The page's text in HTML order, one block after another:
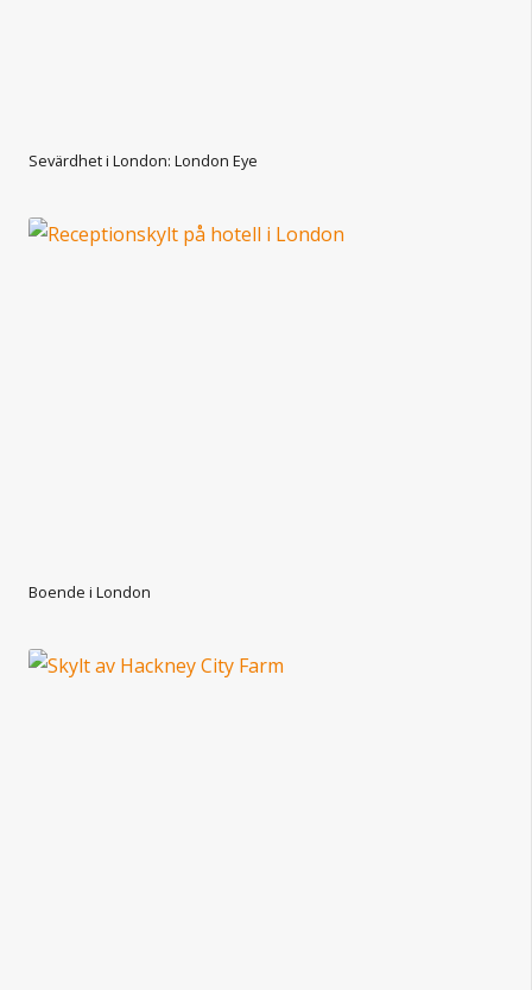
Sevärdhet i London: London Eye
Boende i London